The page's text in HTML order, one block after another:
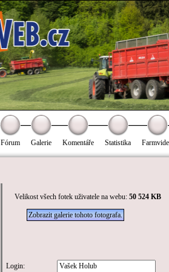
Fórum Galerie Komentáře Statistika
Velikost všech fotek uživatele na webu: 50 524 KB
Zobrazit galerie tohoto fotografa.
Login: